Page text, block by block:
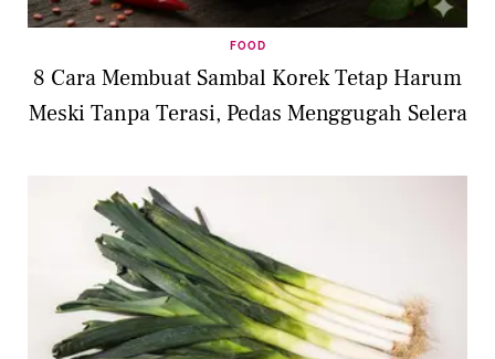
FOOD
8 Cara Membuat Sambal Korek Tetap Harum
Meski Tanpa Terasi, Pedas Menggugah Selera